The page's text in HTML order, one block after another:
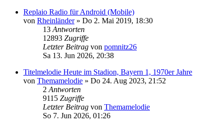
Replaio Radio für Android (Mobile)
von Rheinländer» Do 2. Mai 2019, 18:30
13 Antworten
12893 Zugriffe
Letzter Beitrag von pomnitz26
Sa 13. Jun 2026, 20:38
Titelmelodie Heute im Stadion, Bayern 1, 1970er Jahre
von Themamelodie » Do 24. Aug 2023, 21:52
2 Antworten
9115 Zugriffe
Letzter Beitrag von Themamelodie
So 7. Jun 2026, 01:26